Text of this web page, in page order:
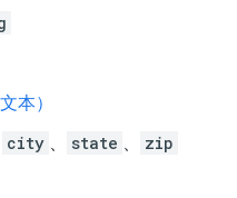
本）
city 、 state 、
zip